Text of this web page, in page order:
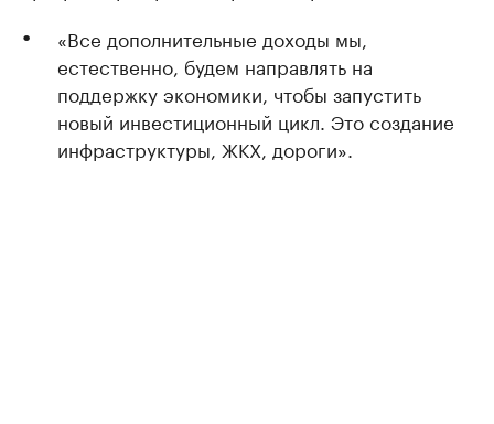
«Все дополнительные доходы мы,
естественно, будем направлять на
поддержку экономики, чтобы запустить
новый инвестиционный цикл. Это создание
инфраструктуры, ЖКХ, дороги».